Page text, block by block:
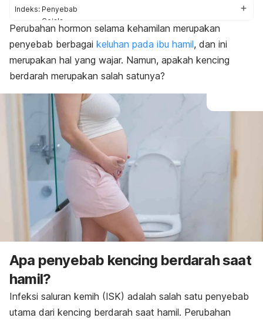
Indeks: Penyebab
Gejala
Dampak buruk
Pengobatan
Pencegahan
Perubahan hormon selama kehamilan merupakan
penyebab berbagai keluhan pada ibu hamil, dan ini
merupakan hal yang wajar. Namun, apakah kencing
berdarah merupakan salah satunya?
Apa penyebab kencing berdarah saat
hamil?
Infeksi saluran kemih (ISK) adalah salah satu penyebab
utama dari kencing berdarah saat hamil. Perubahan